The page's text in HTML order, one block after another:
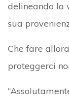
delineando la
sua
Che fare
proteggerci